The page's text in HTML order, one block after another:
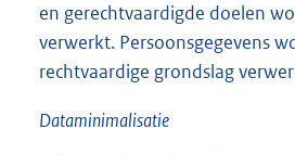
en gerechtvaardigde doelen
verwerkt. Persoonsgegevens
rechtvaardige grondslag
Dataminimalisatie